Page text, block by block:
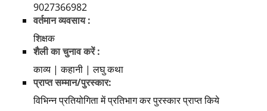
9027366982
वर्तमान व्यवसाय :
शिक्षक
शैली का चुनाव करें :
काव्य | कहानी | लघु कथा
प्राप्त सम्मान/पुरस्कार:
विभिन्न प्रतियोगिता में प्रतिभाग कर पुरस्कार प्राप्त किये